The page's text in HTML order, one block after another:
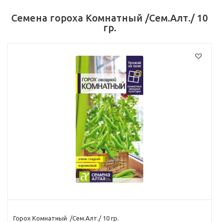
Семена гороха Комнатный /Сем.Алт./ 10
гр.
Горох Комнатный /Сем.Алт./ 10 гр.